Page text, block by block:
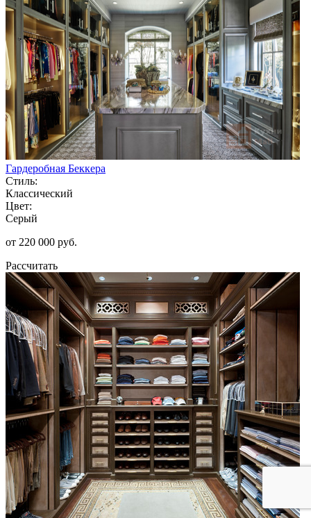
Гардеробная Беккера
Стиль:
Классический
Цвет:
Серый
от 220 000 руб.
Рассчитать